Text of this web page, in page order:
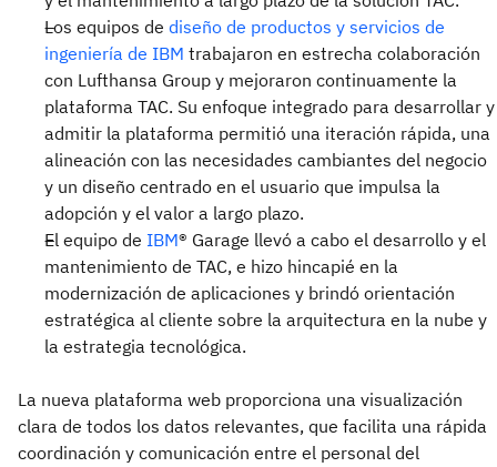
Los equipos de diseño de productos y servicios de
ingeniería de IBM trabajaron en estrecha colaboración
con Lufthansa Group y mejoraron continuamente la
plataforma TAC. Su enfoque integrado para desarrollar y
admitir la plataforma permitió una iteración rápida, una
alineación con las necesidades cambiantes del negocio
y un diseño centrado en el usuario que impulsa la
adopción y el valor a largo plazo.
El equipo de IBM® Garage llevó a cabo el desarrollo y el
mantenimiento de TAC, e hizo hincapié en la
modernización de aplicaciones y brindó orientación
estratégica al cliente sobre la arquitectura en la nube y
la estrategia tecnológica.
La nueva plataforma web proporciona una visualización
clara de todos los datos relevantes, que facilita una rápida
coordinación y comunicación entre el personal del